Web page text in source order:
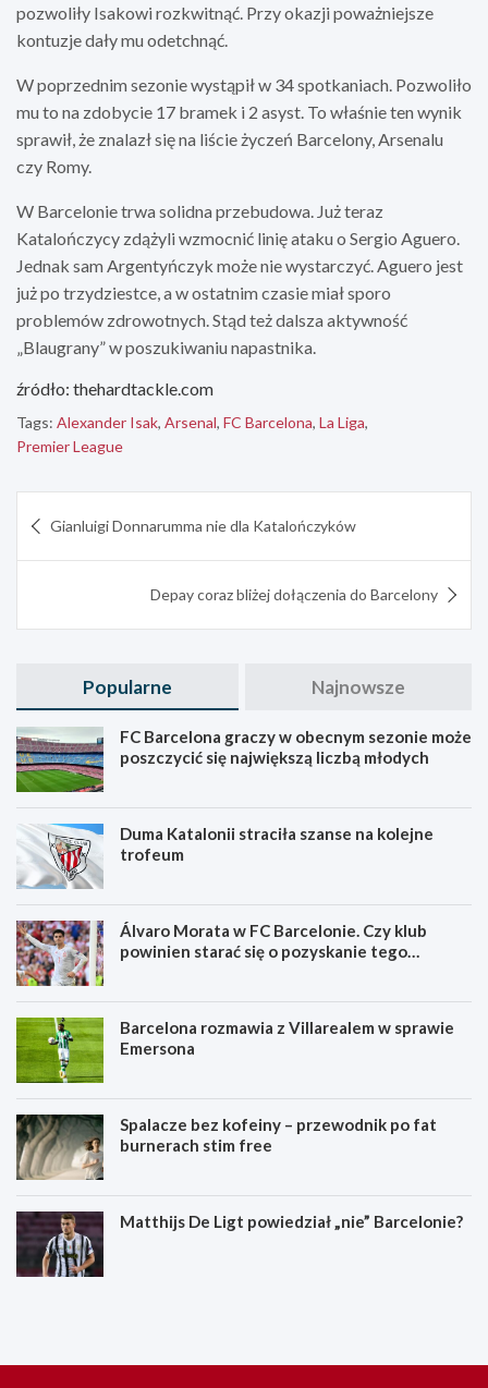
pozwoliły Isakowi rozkwitnąć. Przy okazji poważniejsze
kontuzje dały mu odetchnąć.
W poprzednim sezonie wystąpił w 34 spotkaniach. Pozwoliło
mu to na zdobycie 17 bramek i 2 asyst. To właśnie ten wynik
sprawił, że znalazł się na liście życzeń Barcelony, Arsenalu
czy Romy.
W Barcelonie trwa solidna przebudowa. Już teraz
Katalończycy zdążyli wzmocnić linię ataku o Sergio Aguero.
Jednak sam Argentyńczyk może nie wystarczyć. Aguero jest
już po trzydziestce, a w ostatnim czasie miał sporo
problemów zdrowotnych. Stąd też dalsza aktywność
„Blaugrany” w poszukiwaniu napastnika.
źródło: thehardtackle.com
Tags: Alexander Isak, Arsenal, FC Barcelona, La Liga,
Premier League
wpisu
Gianluigi Donnarumma nie dla Katalończyków
Depay coraz bliżej dołączenia do Barcelony
Popularne Najnowsze
FC Barcelona graczy w obecnym sezonie może
poszczycić się największą liczbą młodych
Duma Katalonii straciła szanse na kolejne
trofeum
Álvaro Morata w FC Barcelonie. Czy klub
powinien starać się o pozyskanie tego
Barcelona rozmawia z Villarealem w sprawie
Emersona
Spalacze bez kofeiny – przewodnik po fat
burnerach stim free
Matthijs De Ligt powiedział „nie” Barcelonie?
S
K